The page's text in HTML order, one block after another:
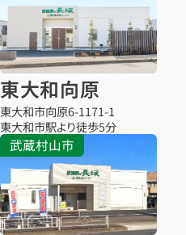
東大和向原
東大和市向原6-1171-1
東大和市駅より徒歩5分
武蔵村山市